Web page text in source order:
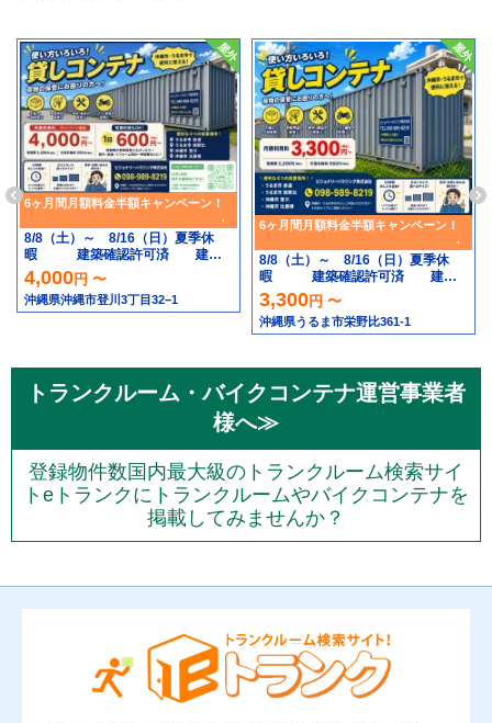
6ヶ月間月額料金半額キャンペーン！
8/8（土）～ 8/16（日）夏季休
暇 建築確認許可済 建築
基準法を遵守したトランクルー
ム、安心してご利用下さいませ。
登川トランクルーム
4,000円 〜
沖縄県沖縄市登川3丁目32−1
6ヶ月間月額料金半額キャンペーン！
8/8（土）～ 8/16（日）夏季休
暇 建築確認許可済 建築
基準法を遵守したトランクルー
ム、安心してご利用下さいませ。
栄野比トランクルー
3,300円 〜
沖縄県うるま市栄野比361-1
トランクルーム・バイクコンテナ運営事業者
様へ≫
登録物件数国内最大級のトランクルーム検索サイ
トeトランクにトランクルームやバイクコンテナを
掲載してみませんか？